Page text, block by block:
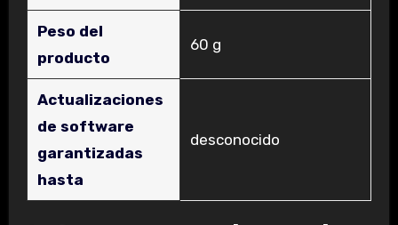
Peso del
producto
‎60 g
Actualizaciones
de software
garantizadas
hasta
‎desconocido